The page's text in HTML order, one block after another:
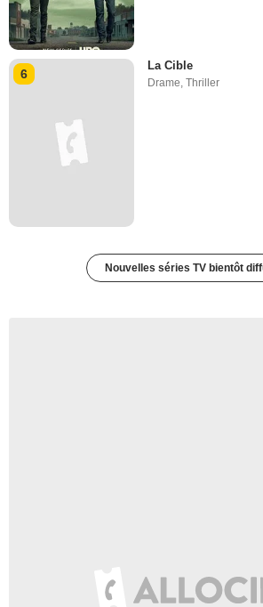
6
La Cible
Drame,Thriller
Nouvelles séries TV bientôt